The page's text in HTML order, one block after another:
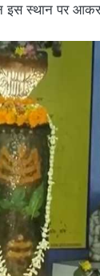
इस स्थान पर